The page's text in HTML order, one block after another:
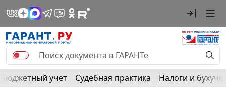
Бюджетный учет Судебная практика Налоги и